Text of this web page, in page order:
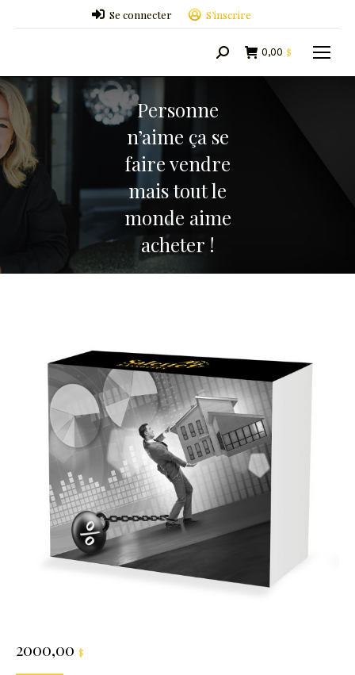
Se connecter S’inscrire
Search: 0,00 $
Personne
n’aime ça se
faire vendre
mais tout le
monde aime
acheter !
2000,00 $